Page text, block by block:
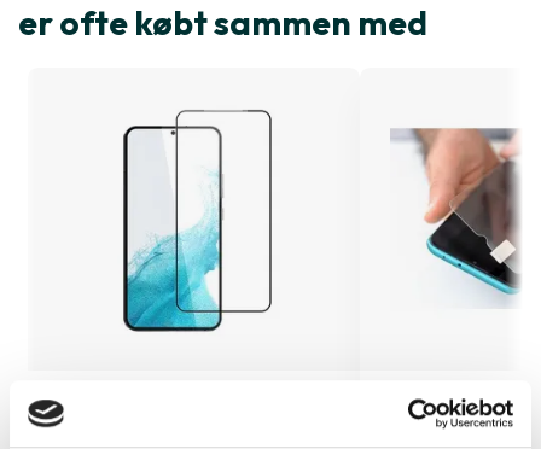
er ofte købt sammen med
Skærmbeskyttelse Samsung
Montering (OBS.